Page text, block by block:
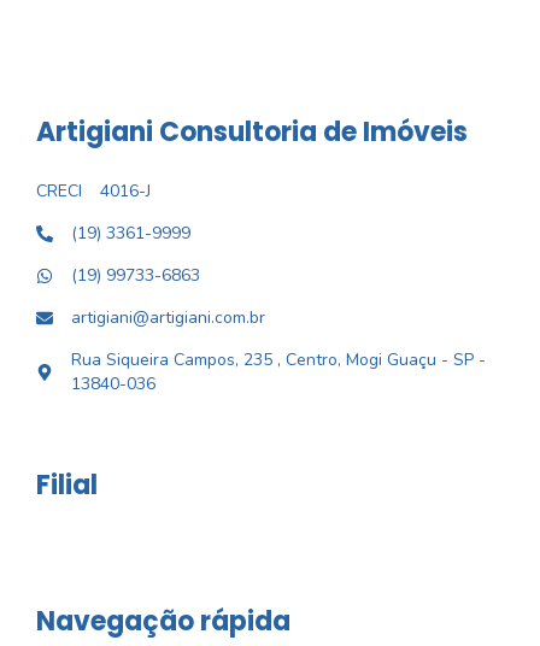
Artigiani Consultoria de Imóveis
CRECI
4016-J
(19) 3361-9999
(19) 99733-6863
artigiani@artigiani.com.br
Rua Siqueira Campos, 235 , Centro, Mogi Guaçu - SP -
13840-036
Filial
Navegação rápida